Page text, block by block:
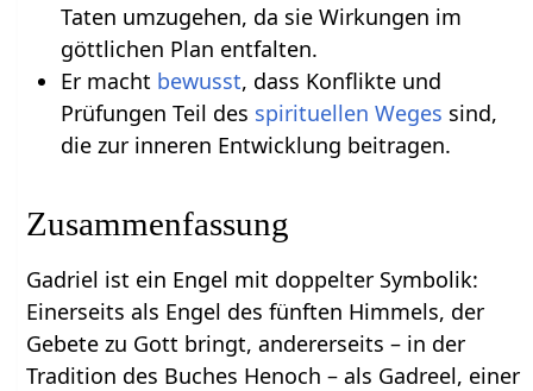
Taten umzugehen, da sie Wirkungen im
göttlichen Plan entfalten.
Er macht bewusst, dass Konflikte und
Prüfungen Teil des spirituellen Weges sind,
die zur inneren Entwicklung beitragen.
Zusammenfassung
Gadriel ist ein Engel mit doppelter Symbolik:
Einerseits als Engel des fünften Himmels, der
Gebete zu Gott bringt, andererseits – in der
Tradition des Buches Henoch – als Gadreel, einer